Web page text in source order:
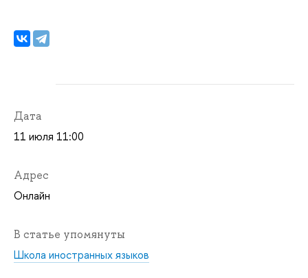
Дата
11 июля 11:00
Адрес
Онлайн
В статье упомянуты
Школа иностранных языков